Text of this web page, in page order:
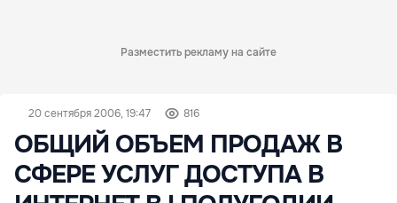
Разместить рекламу на сайте
20 сентября 2006, 19:47 816
ОБЩИЙ ОБЪЕМ ПРОДАЖ В
СФЕРЕ УСЛУГ ДОСТУПА В